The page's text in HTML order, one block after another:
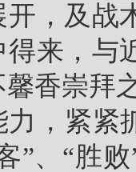
开，及战
得来，与
香崇拜
力，紧紧
”、“胜